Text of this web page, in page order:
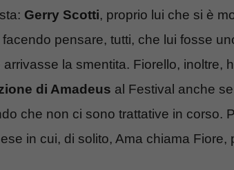
Gerry Scotti, proprio lui che si è
pensare, tutti, che lui fosse
arrivasse la smentita. Fiorello, inoltre,
di Amadeus al Festival anche
che non ci sono trattative in corso.
in cui, di solito, Ama chiama Fiore,